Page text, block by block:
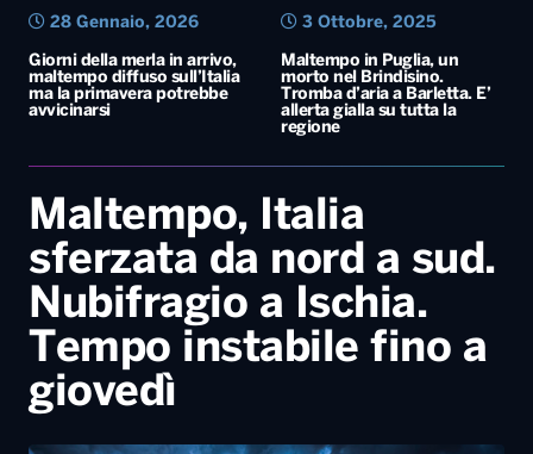
Giorni della merla in arrivo,
maltempo diffuso sull’Italia
ma la primavera potrebbe
avvicinarsi
28 Gennaio, 2026
Maltempo in Puglia, un
morto nel Brindisino.
Tromba d’aria a Barletta. E’
allerta gialla su tutta la
regione
3 Ottobre, 2025
Maltempo, Italia
sferzata da nord a sud.
Nubifragio a Ischia.
Tempo instabile fino a
giovedì